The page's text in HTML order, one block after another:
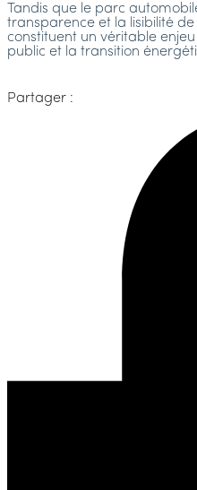
Tandis que le parc
transparence et la lisibilité
constituent un véritable
public et la transition
Partager :